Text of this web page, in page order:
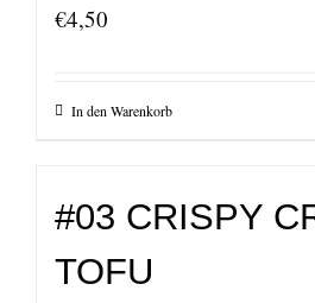
€4,50
In den Warenkorb
#03 CRISPY
TOFU